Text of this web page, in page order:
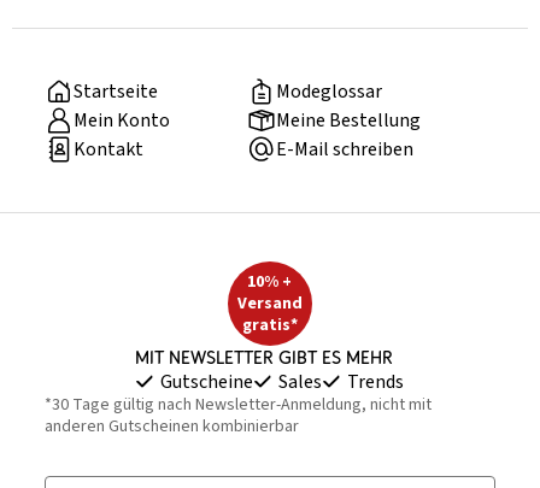
Startseite
Modeglossar
Mein Konto
Meine Bestellung
Kontakt
E-Mail schreiben
10% +
Versand
gratis*
Mit Newsletter gibt es mehr
Gutscheine Sales Trends
*30 Tage gültig nach Newsletter-Anmeldung, nicht mit
anderen Gutscheinen kombinierbar